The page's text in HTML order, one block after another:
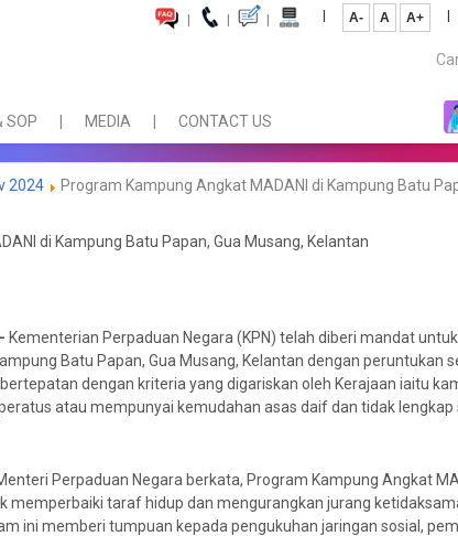
| | | | A- A A+ |
SOP MEDIA CONTACT US
2024 Program Kampung Angkat MADANI di Kampung Batu
di Kampung Batu Papan, Gua Musang, Kelantan
Kementerian Perpaduan Negara (KPN) telah diberi mandat
Batu Papan, Gua Musang, Kelantan dengan peruntukan
dengan kriteria yang digariskan oleh Kerajaan iaitu
atau mempunyai kemudahan asas daif dan tidak
Perpaduan Negara berkata, Program Kampung Angkat
memperbaiki taraf hidup dan mengurangkan jurang
ini memberi tumpuan kepada pengukuhan jaringan sosial,